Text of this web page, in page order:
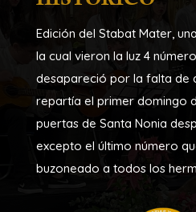
Edición del Stabat Mater,
la cual vieron la luz 4
desapareció por la falta de
repartía el primer domingo
puertas de Santa Nonia
excepto el último número
buzoneado a todos los